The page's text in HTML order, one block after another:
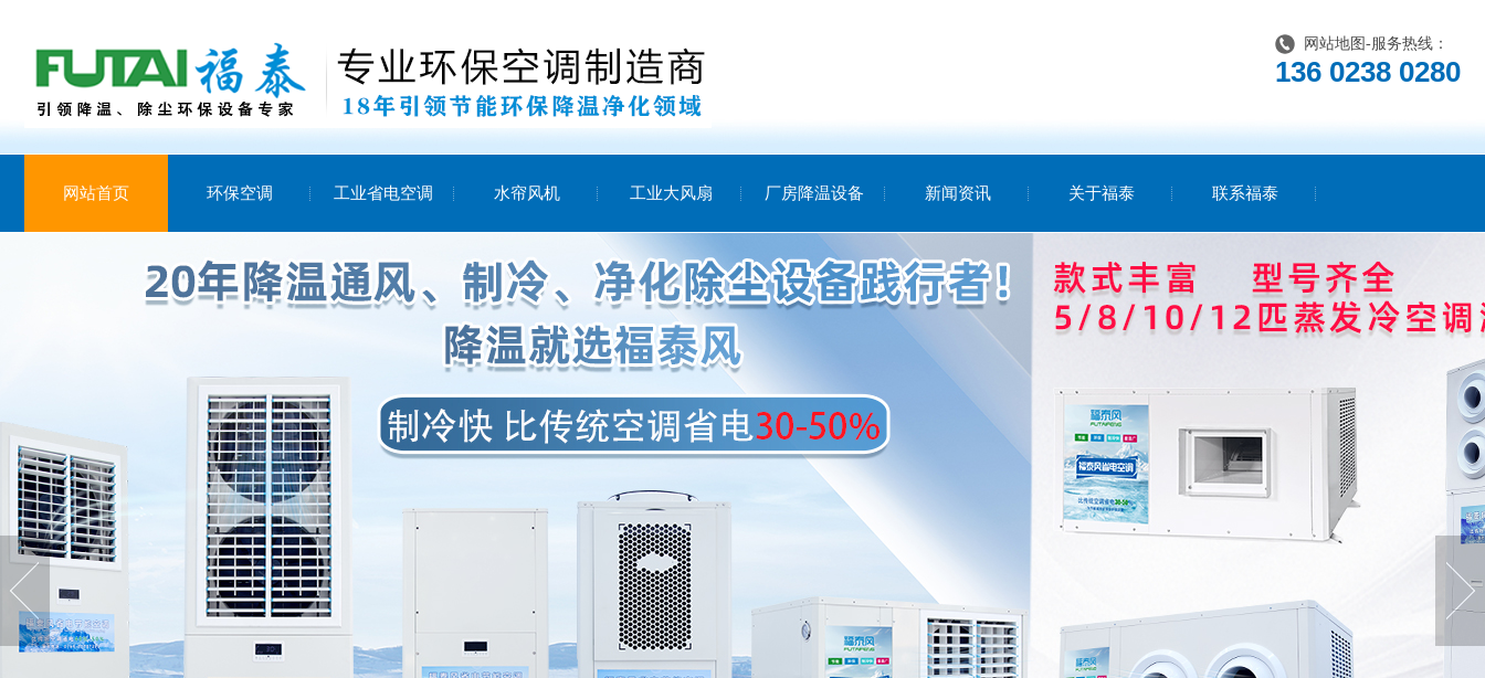
网站地图 -服务热线：
136 0238 0280
网站首页 环保空调 工业省电空调 水帘风机 工业大风扇 厂房降温设备 新闻资讯 关于福泰 联系福泰